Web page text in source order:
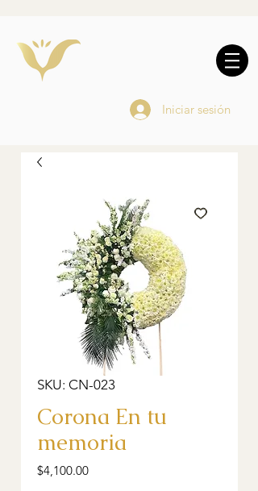
10% DE REGALO EN
ONLINE
Iniciar sesión
SKU: CN-023
Corona En tu
memoria
$4,100.00Precio